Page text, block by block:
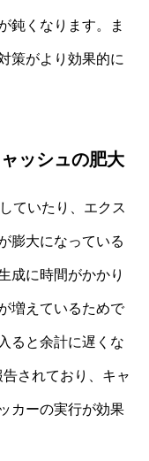
鈍くなります。ま
策がより効果的に
ッシュの肥大
ていたり、エクス
膨大になっている
成に時間がかかり
増えているためで
ると余計に遅くな
されており、キャ
カーの実行が効果